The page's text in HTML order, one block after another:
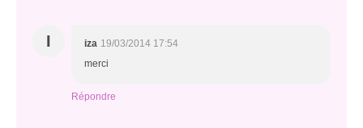
I iza 19/03/2014 17:54
merci
Répondre